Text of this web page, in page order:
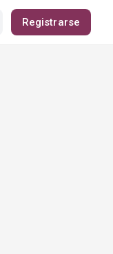
Registrarse